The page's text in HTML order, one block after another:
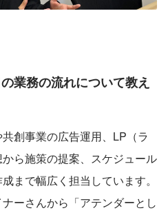
業務の流れについて教え
創事業の広告運用、LP（ラ
ら施策の提案、スケジュール
まで幅広く担当しています。
ーさんから「アテンダーとし